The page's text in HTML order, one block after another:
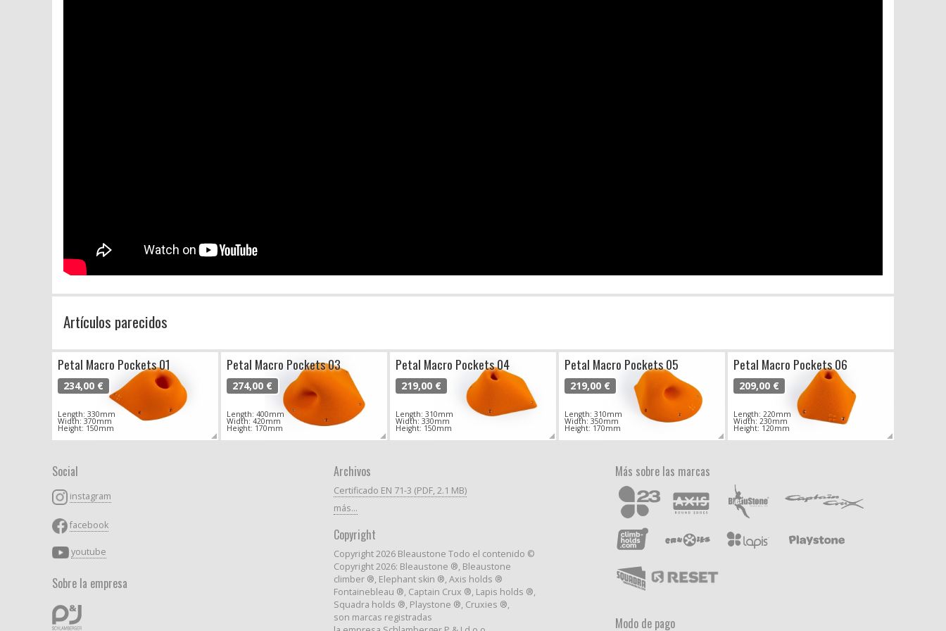
Artículos parecidos
Petal Macro Pockets 01
234,00 €
Length: 330mm
Width: 370mm
Height: 150mm
Petal Macro Pockets 03
274,00 €
Length: 400mm
Width: 420mm
Height: 170mm
Petal Macro Pockets 04
219,00 €
Length: 310mm
Width: 330mm
Height: 150mm
Petal Macro Pockets 05
219,00 €
Length: 310mm
Width: 350mm
Height: 170mm
Petal Macro Pockets 06
209,00 €
Length: 220mm
Width: 230mm
Height: 120mm
Social
instagram
facebook
youtube
Sobre la empresa
Archivos
Certificado EN 71-3 (PDF, 2.1 MB)
más...
Copyright
Copyright 2026 Bleaustone Todo el contenido ©
Copyright 2026: Bleaustone ®, Bleaustone
climber ®, Elephant skin ®, Axis holds ®
Fontainebleau ®, Captain Crux ®, Lapis holds ®,
Squadra holds ®, Playstone ®, Cruxies ®,
son marcas registradas
Más sobre las marcas
Modo de pago